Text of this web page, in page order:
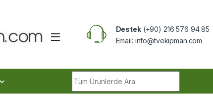
Destek(+90) 216 576 94 85
Email: info@tvekipman.com